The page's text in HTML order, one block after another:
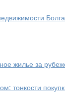
жилье за
тонкости